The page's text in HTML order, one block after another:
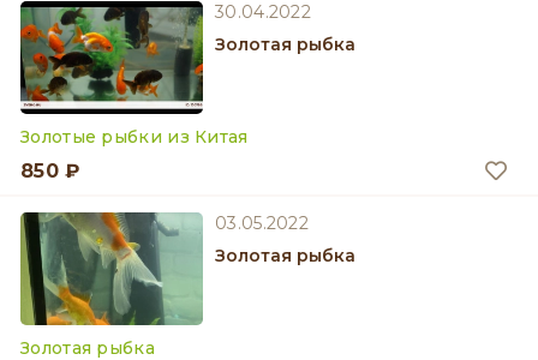
30.04.2022
Золотая рыбка
Золотые рыбки из Китая
850 ₽
03.05.2022
Золотая рыбка
Золотая рыбка